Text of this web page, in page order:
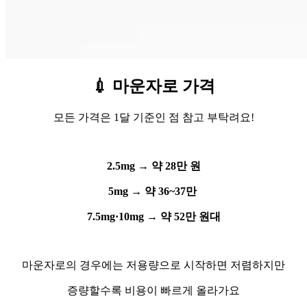
💉 마운자로 가격
모든 가격은 1달 기준인 점 참고 부탁려요!
2.5mg → 약 28만 원
5mg → 약 36~37만
7.5mg·10mg → 약52만 원대
마운자로의 경우에는 저용량으로 시작하면 저렴하지만
증량할수록 비용이 빠르게 올라가요